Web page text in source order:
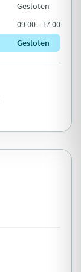
Gesloten
09:00 - 17:00
Gesloten